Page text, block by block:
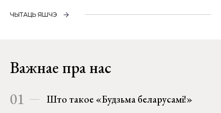
ЧЫТАЦЬ ЯШЧЭ
Важнае пра нас
01 Што такое «Будзьма беларусамі!»